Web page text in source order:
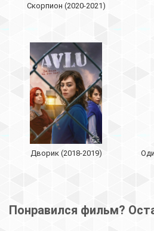
Скорпион (2020-2021)
Дворик (2018-2019)
Понравился фильм?